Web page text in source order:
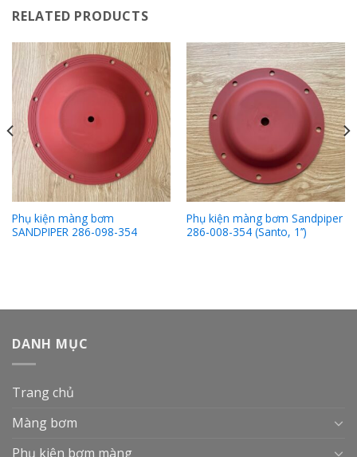
RELATED PRODUCTS
Phụ kiện màng bơm
SANDPIPER 286-098-354
Phụ kiện màng bơm Sandpiper
286-008-354 (Santo, 1’’)
DANH MỤC
Trang chủ
Màng bơm
Phụ kiện bơm màng